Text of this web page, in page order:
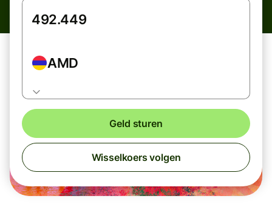
AMD
Geld sturen
Wisselkoers volgen